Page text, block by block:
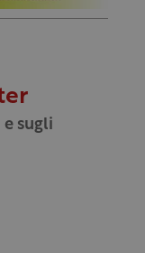
sugli